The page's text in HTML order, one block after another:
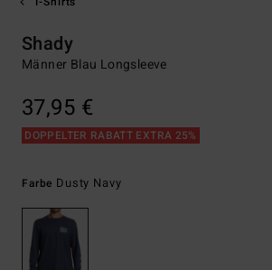
Shady
Männer Blau Longsleeve
37,95 €
DOPPELTER RABATT EXTRA 25%
Farbe Dusty Navy